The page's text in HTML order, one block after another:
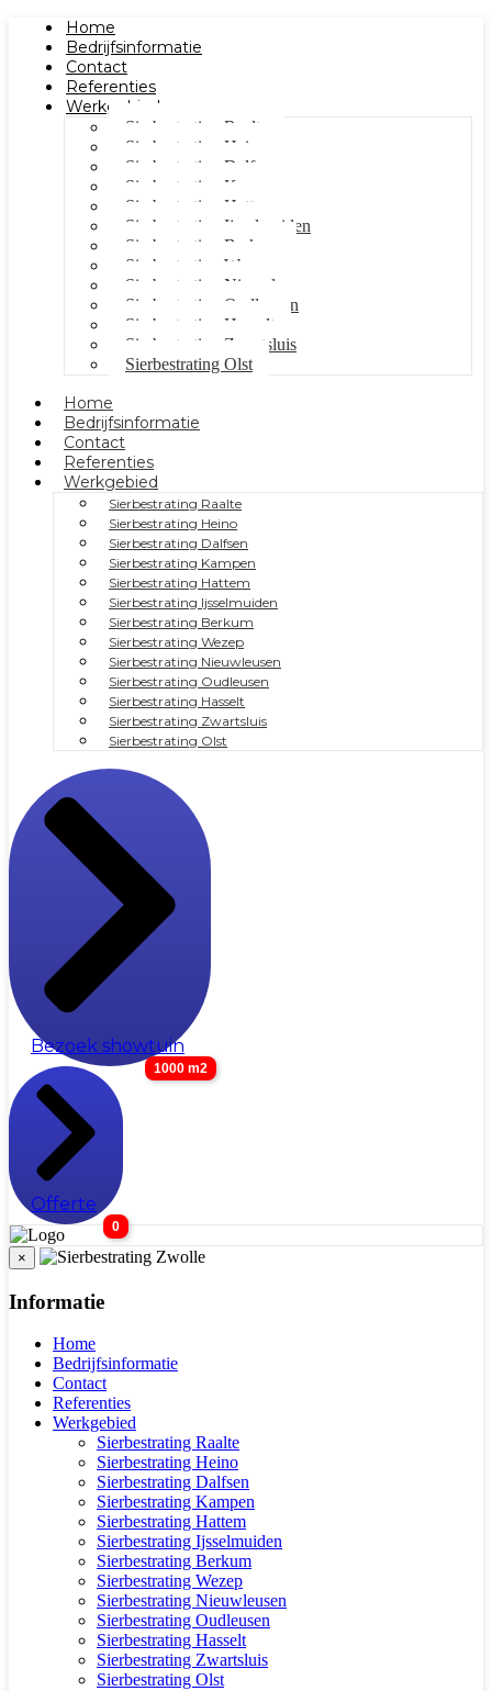
Home
Bedrijfsinformatie
Contact
Referenties
Werkgebied
Sierbestrating Raalte
Sierbestrating Heino
Sierbestrating Dalfsen
Sierbestrating Kampen
Sierbestrating Hattem
Sierbestrating Ijsselmuiden
Sierbestrating Berkum
Sierbestrating Wezep
Sierbestrating Nieuwleusen
Sierbestrating Oudleusen
Sierbestrating Hasselt
Sierbestrating Zwartsluis
Sierbestrating Olst
Home
Bedrijfsinformatie
Contact
Referenties
Werkgebied
Sierbestrating Raalte
Sierbestrating Heino
Sierbestrating Dalfsen
Sierbestrating Kampen
Sierbestrating Hattem
Sierbestrating Ijsselmuiden
Sierbestrating Berkum
Sierbestrating Wezep
Sierbestrating Nieuwleusen
Sierbestrating Oudleusen
Sierbestrating Hasselt
Sierbestrating Zwartsluis
Sierbestrating Olst
Bezoek showtuin
1000 m2
Offerte
0
×
Informatie
Home
Bedrijfsinformatie
Contact
Referenties
Werkgebied
Sierbestrating Raalte
Sierbestrating Heino
Sierbestrating Dalfsen
Sierbestrating Kampen
Sierbestrating Hattem
Sierbestrating Ijsselmuiden
Sierbestrating Berkum
Sierbestrating Wezep
Sierbestrating Nieuwleusen
Sierbestrating Oudleusen
Sierbestrating Hasselt
Sierbestrating Zwartsluis
Sierbestrating Olst